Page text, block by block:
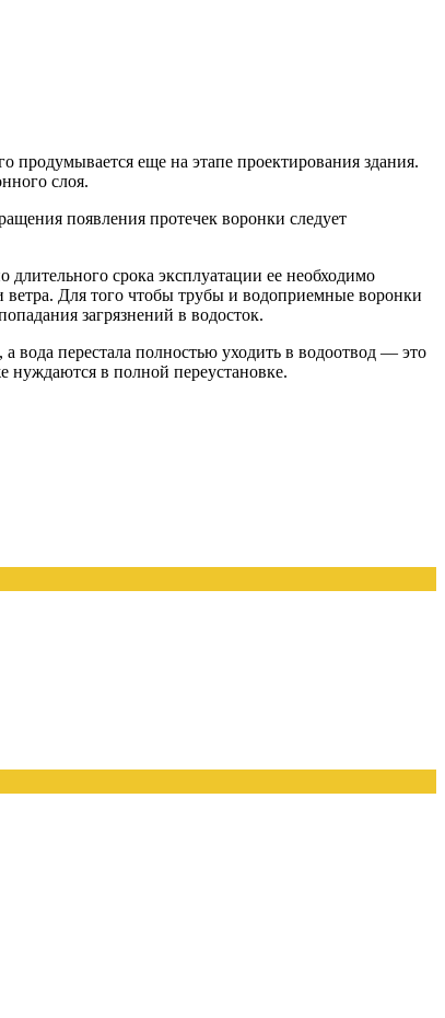
еще на этапе проектирования здания.
слоя.
появления протечек воронки следует
срока эксплуатации ее необходимо
ветра. Для того чтобы трубы и водоприемные воронки
загрязнений в водосток.
вода перестала полностью уходить в водоотвод — это
нуждаются в полной переустановке.